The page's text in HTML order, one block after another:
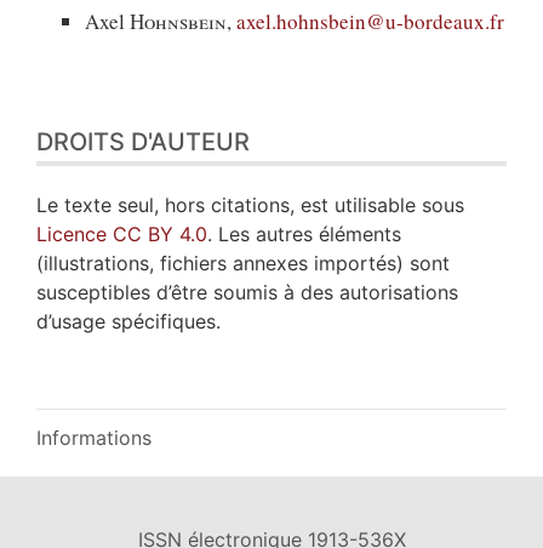
Axel Hohnsbein,axel.hohnsbein@u-bordeaux.fr
DROITS D'AUTEUR
Le texte seul, hors citations, est utilisable sous
Licence CC BY 4.0. Les autres éléments
(illustrations, fichiers annexes importés) sont
susceptibles d’être soumis à des autorisations
d’usage spécifiques.
Informations
ISSN électronique 1913-536X